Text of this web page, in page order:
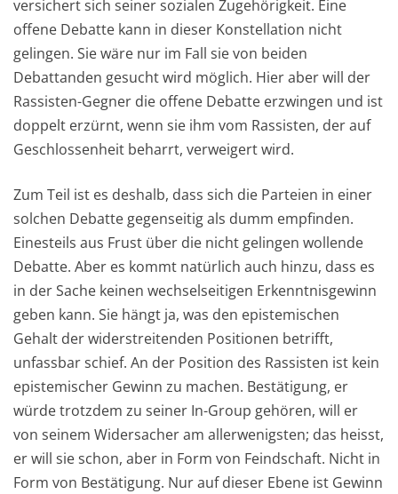
versichert sich seiner sozialen Zugehörigkeit. Eine
offene Debatte kann in dieser Konstellation nicht
gelingen. Sie wäre nur im Fall sie von beiden
Debattanden gesucht wird möglich. Hier aber will der
Rassisten-Gegner die offene Debatte erzwingen und ist
doppelt erzürnt, wenn sie ihm vom Rassisten, der auf
Geschlossenheit beharrt, verweigert wird.
Zum Teil ist es deshalb, dass sich die Parteien in einer
solchen Debatte gegenseitig als dumm empfinden.
Einesteils aus Frust über die nicht gelingen wollende
Debatte. Aber es kommt natürlich auch hinzu, dass es
in der Sache keinen wechselseitigen Erkenntnisgewinn
geben kann. Sie hängt ja, was den epistemischen
Gehalt der widerstreitenden Positionen betrifft,
unfassbar schief. An der Position des Rassisten ist kein
epistemischer Gewinn zu machen. Bestätigung, er
würde trotzdem zu seiner In-Group gehören, will er
von seinem Widersacher am allerwenigsten; das heisst,
er will sie schon, aber in Form von Feindschaft. Nicht in
Form von Bestätigung. Nur auf dieser Ebene ist Gewinn